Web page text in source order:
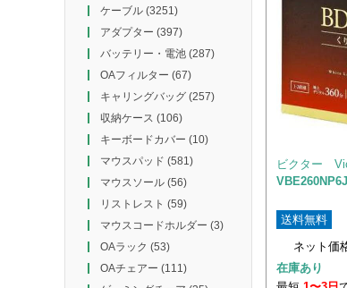
ケーブル(3251)
アダプター (397)
バッテリー・電池(287)
OAフィルター (67)
キャリングバッグ(257)
収納ケース (106)
キーボードカバー (10)
マウスパッド (581)
マウスソール(56)
リストレスト (59)
マウスコードホルダー (3)
OAラック (53)
OAチェアー (111)
ビクター
送料無料
ネット価
在庫あり